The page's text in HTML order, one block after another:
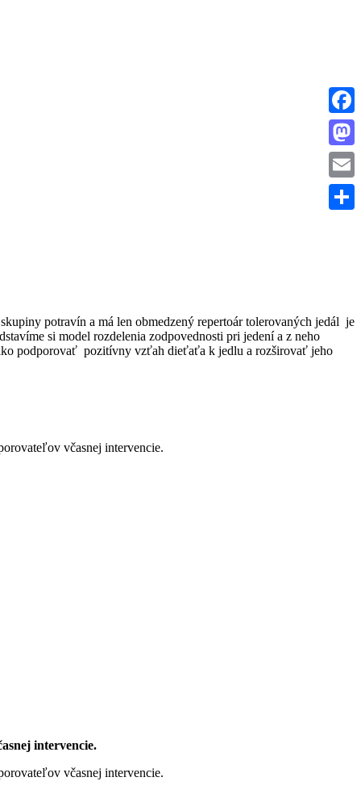
potravín a má len obmedzený repertoár tolerovaných jedál je
si model rozdelenia zodpovednosti pri jedení a z neho
podporovať pozitívny vzťah dieťaťa k jedlu a rozširovať jeho
včasnej intervencie.
intervencie.
včasnej intervencie.
Email